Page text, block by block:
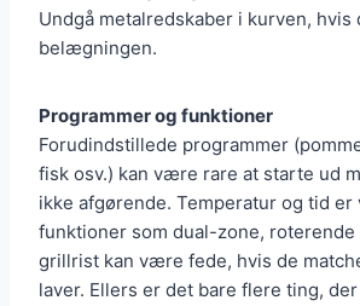
Undgå metalredskaber i kurven, hvis
belægningen.
Programmer og funktioner
Forudindstillede programmer
fisk osv.) kan være rare at starte ud
ikke afgørende. Temperatur og tid er
funktioner som dual-zone,
grillrist kan være fede, hvis de
laver. Ellers er det bare flere ting,